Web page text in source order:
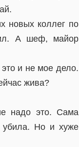
новых коллег по
А шеф, майор
и не мое дело.
жива?
надо это. Сама
убила. Но и хуже